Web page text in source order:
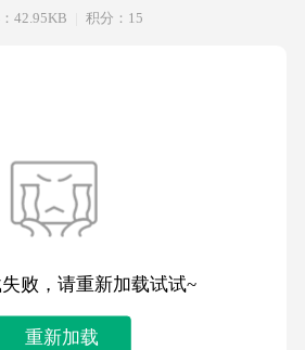
42.95KB 积分：15
败，请重新加载试试~
重新加载